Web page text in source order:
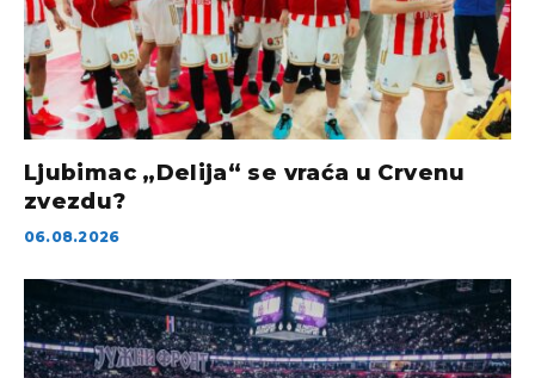
Ljubimac „Delija“ se vraća u Crvenu
zvezdu?
06.08.2026